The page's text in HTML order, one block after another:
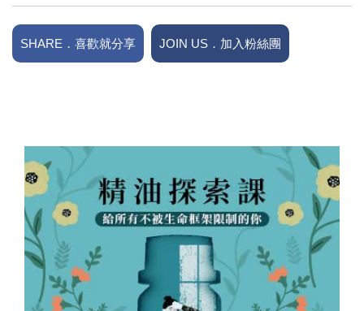
SHARE．喜歡就分享 JOIN US．加入粉絲團